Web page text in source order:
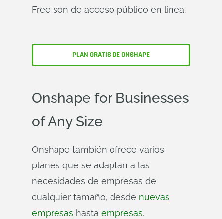
Free son de acceso público en línea.
PLAN GRATIS DE ONSHAPE
Onshape for Businesses
of Any Size
Onshape también ofrece varios
planes que se adaptan a las
necesidades de empresas de
cualquier tamaño, desde nuevas
empresas hasta empresas.